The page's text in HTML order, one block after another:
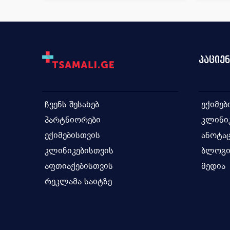
ყბა-
ჩვენს შესახებ
პარტნიორები
ექიმებისთვის
კლინიკებისთვის
აფთიაქებისთვის
რეკლამა საიტზე
ბლოგი
მედია